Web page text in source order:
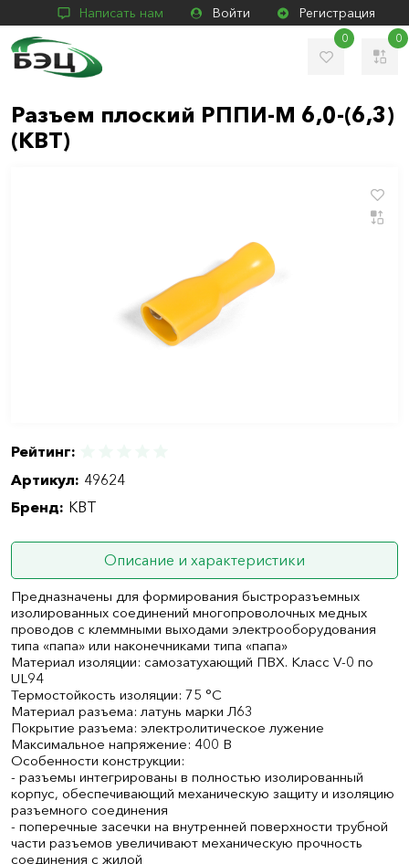
Написать нам Войти Регистрация
0 0
Разъем плоский РППИ-М 6,0-(6,3)
(КВТ)
Рейтинг:
Артикул: 49624
Бренд: КВТ
Описание и характеристики
Предназначены для формирования быстроразъемных
изолированных соединений многопроволочных медных
проводов с клеммными выходами электрооборудования
типа «папа» или наконечниками типа «папа»
Материал изоляции: самозатухающий ПВХ. Класс V-0 по
UL94
Термостойкость изоляции: 75 °C
Материал разъема: латунь марки Л63
Покрытие разъема: электролитическое лужение
Максимальное напряжение: 400 В
Особенности конструкции:
- разъемы интегрированы в полностью изолированный
корпус, обеспечивающий механическую защиту и изоляцию
разъемного соединения
- поперечные засечки на внутренней поверхности трубной
части разъемов увеличивают механическую прочность
соединения с жилой